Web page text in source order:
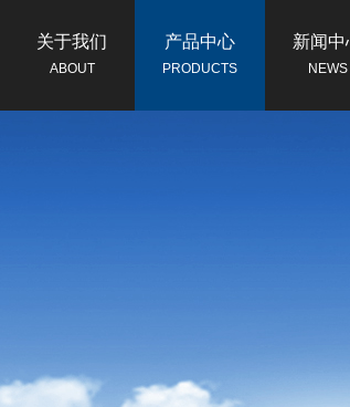
关于我们
ABOUT
产品中心
PRODUCTS
新闻中
NEWS